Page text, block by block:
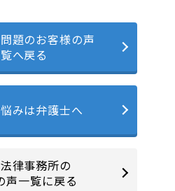
題のお客様の声
へ戻る
みは弁護士へ
律事務所の
声一覧に戻る